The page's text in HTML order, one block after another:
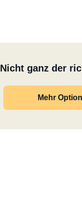
Nicht ganz der
Mehr